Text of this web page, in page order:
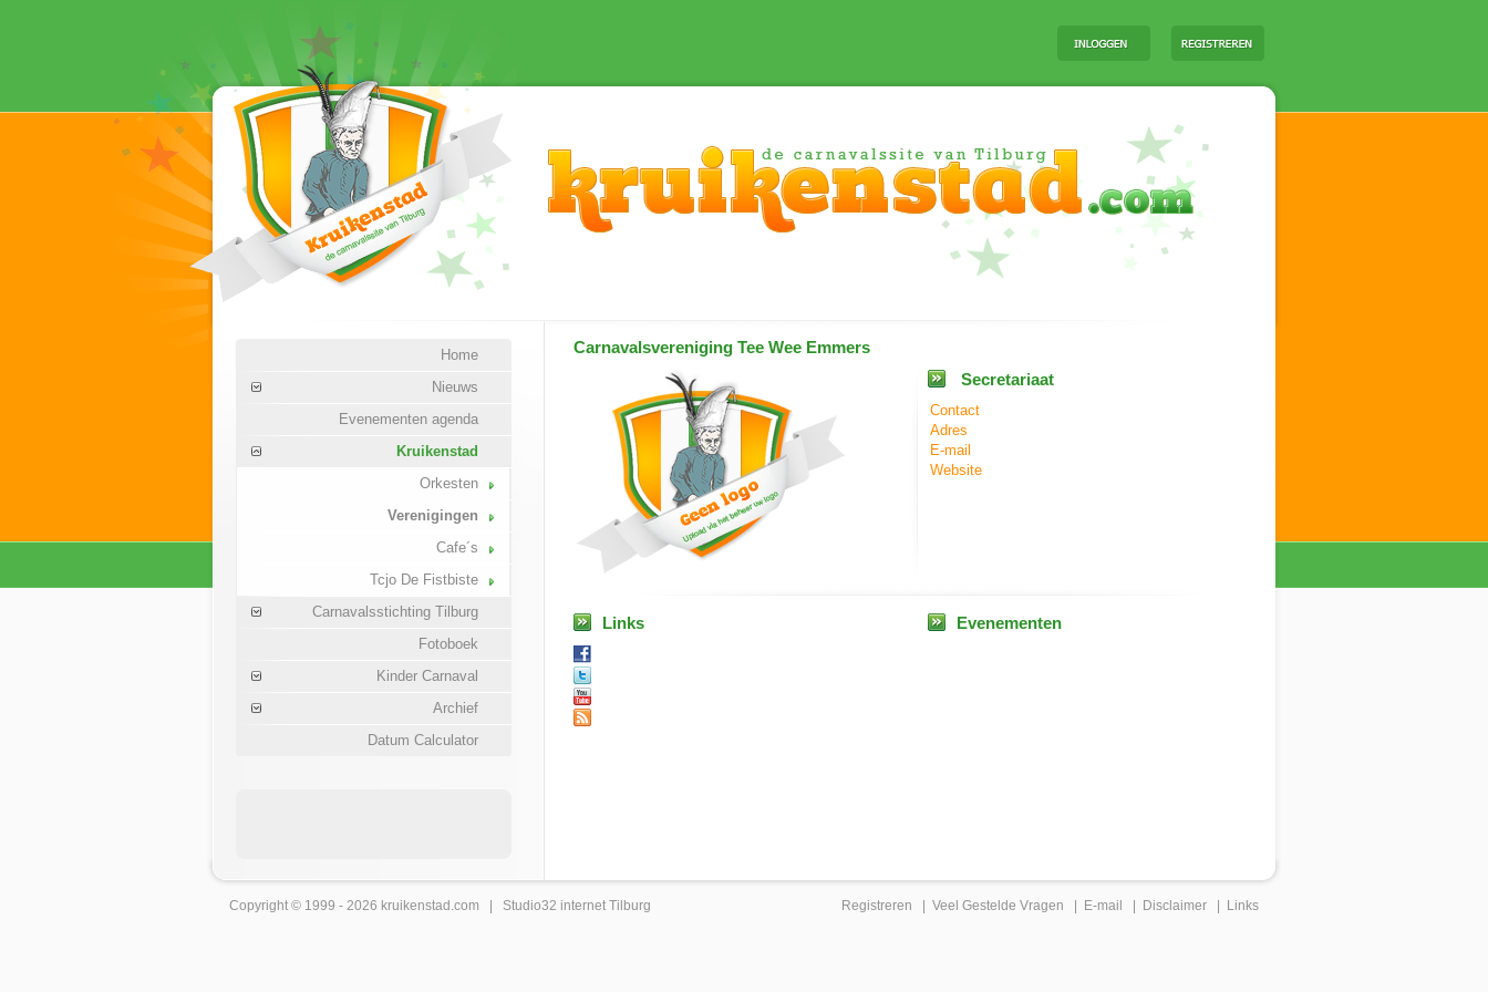
Home
Nieuws
Evenementen agenda
Kruikenstad
Orkesten
Verenigingen
Cafe´s
Tcjo De Fistbiste
Carnavalsstichting Tilburg
Fotoboek
Kinder Carnaval
Archief
Datum Calculator
Carnavalsvereniging Tee Wee Emmers
Secretariaat
Contact
Adres
E-mail
Website
Links Evenementen
Copyright © 1999 - 2026 kruikenstad .com | Studio32 internet Tilburg Registreren Veel Gestelde Vragen E-mail Disclaimer Links